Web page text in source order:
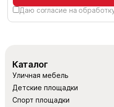
Даю согласие на
Каталог
Уличная мебель
Детские площадки
Спорт площадки